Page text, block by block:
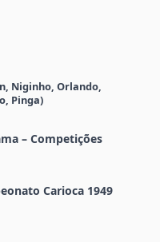
Niginho, Orlando,
Pinga)
– Competições
Carioca 1949